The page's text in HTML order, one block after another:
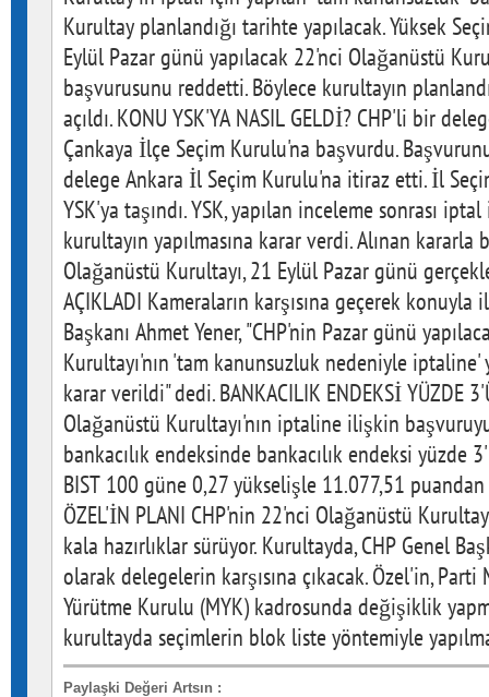
Kurultay planlandığı tarihte yapılacak. Yüksek
Eylül Pazar günü yapılacak 22'nci Olağanüstü
başvurusunu reddetti. Böylece kurultayın
açıldı. KONU YSK'YA NASIL GELDİ? CHP'li bir
Çankaya İlçe Seçim Kurulu'na başvurdu.
delege Ankara İl Seçim Kurulu'na itiraz etti. İl
YSK'ya taşındı. YSK, yapılan inceleme sonrası
kurultayın yapılmasına karar verdi. Alınan
Olağanüstü Kurultayı, 21 Eylül Pazar günü
AÇIKLADI Kameraların karşısına geçerek konuyla
Başkanı Ahmet Yener, "CHP'nin Pazar günü
Kurultayı'nın 'tam kanunsuzluk nedeniyle
karar verildi" dedi. BANKACILIK ENDEKSİ YÜZDE
Olağanüstü Kurultayı'nın iptaline ilişkin
bankacılık endeksinde bankacılık endeksi yüzde
BIST 100 güne 0,27 yükselişle 11.077,51 puandan
ÖZEL'İN PLANI CHP'nin 22'nci Olağanüstü
kala hazırlıklar sürüyor. Kurultayda, CHP Genel
olarak delegelerin karşısına çıkacak. Özel'in,
Yürütme Kurulu (MYK) kadrosunda değişiklik
kurultayda seçimlerin blok liste yöntemiyle
Paylaşki Değeri Artsın :